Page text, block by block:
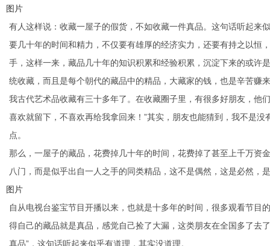
图片
有人这样说：收藏一屋子的假货，不如收藏一件真品。这句话听起来
要几十年的时间和精力，不仅要有雄厚的经济实力，还要有持之以恒
手，这样一来，藏品几十年的知识积累和经验积累，沉淀下来的或许
统收藏，而且是每个朝代的藏品中的精品，大藏家的钱，也是辛苦赚
我古代艺术品收藏有三十多年了。在收藏圈子里，有很多好朋友，
喜欢就留下，不喜欢再给我拿回来！”其实，朋友也能猜到，我不是
点。
那么，一屋子的藏品，花费掉几十年的时间，花费掉了甚至上千万资
八门，而是似乎出自一人之手的同类精品，这不是偶然，这是必然，
图片
自从电视台鉴宝节目开播以来，也就是十多年的时间，很多观看节
得自己的藏品就是真品，感觉自己捡了大漏，这类朋友在全国多了去
真品”，这句话听起来似乎有道理，其实没道理。